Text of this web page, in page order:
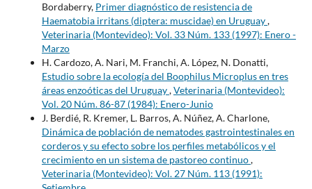
Bordaberry, Primer diagnóstico de resistencia de
Haematobia irritans (diptera: muscidae) en Uruguay,
Veterinaria (Montevideo): Vol. 33 Núm. 133 (1997): Enero -
Marzo
H. Cardozo, A. Nari, M. Franchi, A. López, N. Donatti,
Estudio sobre la ecología del Boophilus Microplus en tres
áreas enzoóticas del Uruguay,Veterinaria (Montevideo):
Vol. 20 Núm. 86-87 (1984): Enero-Junio
J. Berdié, R. Kremer, L. Barros, A. Núñez, A. Charlone,
Dinámica de población de nematodes gastrointestinales en
corderos y su efecto sobre los perfiles metabólicos y el
crecimiento en un sistema de pastoreo continuo,
Veterinaria (Montevideo): Vol. 27 Núm. 113 (1991):